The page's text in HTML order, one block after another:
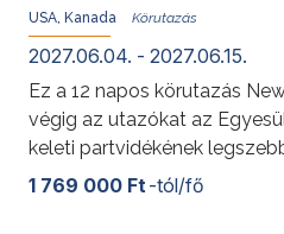
USA, Kanada
2027.06.04. - 2027.06.15.
Ez a 12 napos körutazás
végig az utazókat az
keleti partvidékének
emlékhelyein és természeti
világvárosok, a francia-
1 769 000 Ft -tól/fő